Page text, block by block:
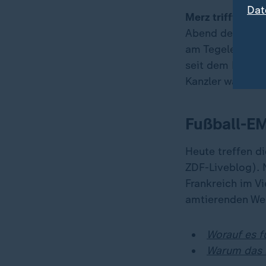
Merz trifft
Abend den
am Tegeler
seit dem
Kanzler war
Fußball-
Heute treffen
ZDF-Liveblog).
Frankreich im
amtierenden
Worauf es
Warum